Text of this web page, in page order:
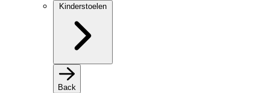
Kinderstoelen
Back